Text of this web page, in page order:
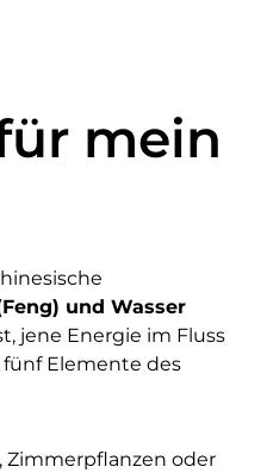
mein
und Wasser
jene Energie im Fluss
fünf Elemente des
Zimmerpflanzen oder